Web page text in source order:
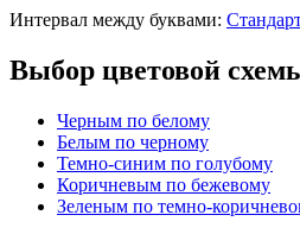
Интервал между буквами:
Выбор цветовой
Черным по белому
Белым по черному
Темно-синим по голубому
Коричневым по бежевому
Зеленым по темно-